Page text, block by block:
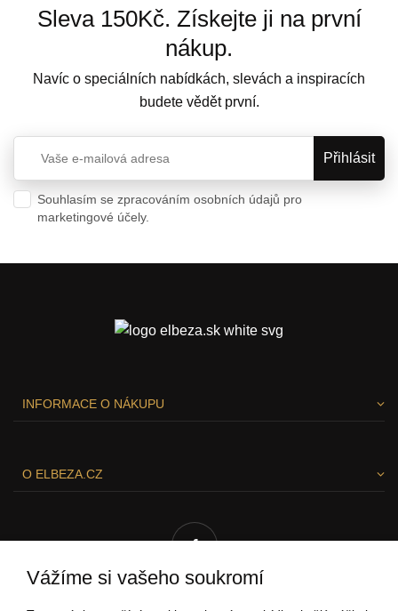
Sleva 150Kč. Získejte ji na první
nákup.
Navíc o speciálních nabídkách, slevách a inspiracích
budete vědět první.
Souhlasím se zpracováním osobních údajů pro
marketingové účely.
INFORMACE O NÁKUPU
O ELBEZA.CZ
Vážíme si vašeho soukromí